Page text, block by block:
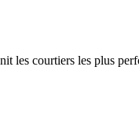
les courtiers les plus